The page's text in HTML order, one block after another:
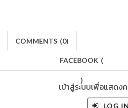
COMMENTS (0)
FACEBOOK (
)
เข้าสู่ระบบเพื่อแสดง
LOG IN